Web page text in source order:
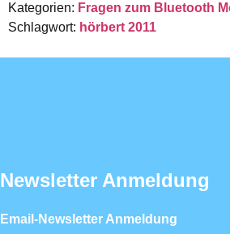
Kategorien: Fragen zum Bluetooth
Schlagwort: hörbert 2011
Newsletter Anmeldung
Email-Newsletter Anmeldung